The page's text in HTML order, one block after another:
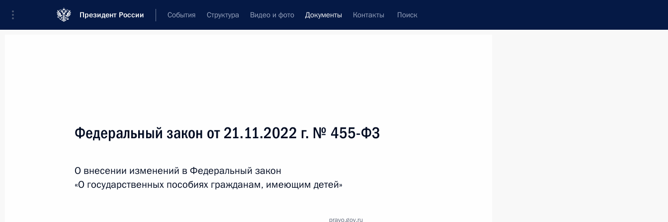
Президент России События Структура Видео и фото Документы Контакты Поиск
Текст в документе
Вид документа
Все
Федеральный закон от 21.11.2022 г. № 455-ФЗ
О внесении изменений в Федеральный закон
«О государственных пособиях гражданам, имеющим детей»
pravo.gov.ru